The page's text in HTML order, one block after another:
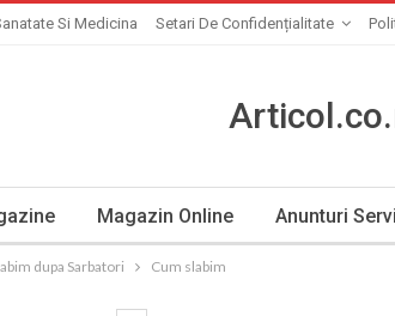
Si Medicina Setari De Confidențialitate
Magazin Online Anunturi
dupa Sarbatori Cum slabim